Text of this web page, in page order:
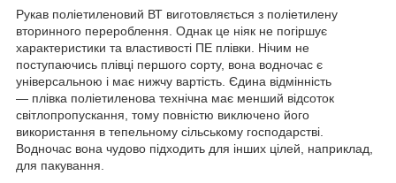
Рукав поліетиленовий ВТ виготовляється з поліетилену
вторинного перероблення. Однак це ніяк не погіршує
характеристики та властивості ПЕ плівки. Нічим не
поступаючись плівці першого сорту, вона водночас є
універсальною і має нижчу вартість. Єдина відмінність
— плівка поліетиленова технічна має менший відсоток
світлопропускання, тому повністю виключено його
використання в тепельному сільському господарстві.
Водночас вона чудово підходить для інших цілей, наприклад,
для пакування.